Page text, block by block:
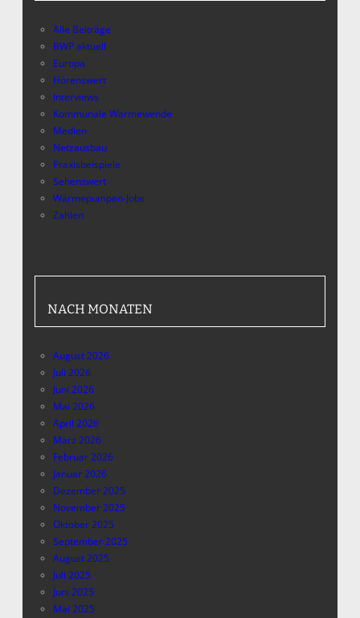
Alle Beiträge
BWP aktuell
Europa
Hörenswert
Interviews
Kommunale Wärmewende
Medien
Netzausbau
Praxisbeispiele
Sehenswert
Wärmepumpen-Jobs
Zahlen
NACH MONATEN
August 2026
Juli 2026
Juni 2026
Mai 2026
April 2026
März 2026
Februar 2026
Januar 2026
Dezember 2025
November 2025
Oktober 2025
September 2025
August 2025
Juli 2025
Juni 2025
Mai 2025